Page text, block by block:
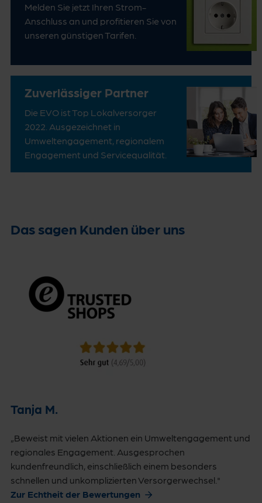
Melden Sie jetzt Ihren Strom-
Anschluss an und profitieren Sie von
unseren günstigen Tarifen.
Zuverlässiger Partner
Die EVO ist Top Lokalversorger
2022. Ausgezeichnet in
Umweltengagement, regionalem
Engagement und Servicequalität.
Das sagen Kunden über uns
Tanja M.
„Beweist mit vielen Aktionen ein Umweltengagement und
regionales Engagement. Ausgesprochen
kundenfreundlich, einschließlich einem besonders
schnellen und unkomplizierten Versorgerwechsel."
Zur Echtheit der Bewertungen